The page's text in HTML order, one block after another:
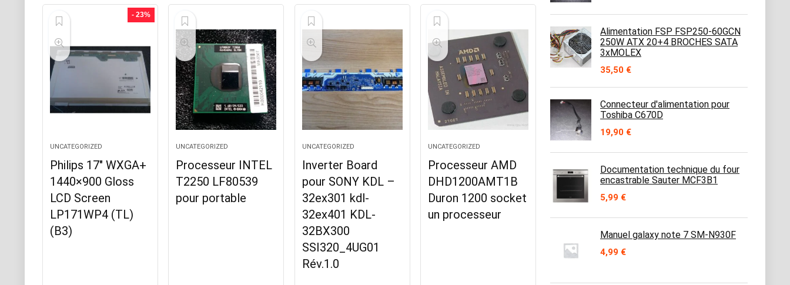
- 23%
UNCATEGORIZED
Philips 17″ WXGA+
1440×900 Gloss
LCD Screen
LP171WP4 (TL)
(B3)
UNCATEGORIZED
Processeur INTEL
T2250 LF80539
pour portable
UNCATEGORIZED
Inverter Board
pour SONY KDL –
32ex301 kdl-
32ex401 KDL-
32BX300
SSI320_4UG01
Rév.1.0
UNCATEGORIZED
Processeur AMD
DHD1200AMT1B
Duron 1200 socket
un processeur
Alimentation FSP FSP250-60GCN
250W ATX 20+4 BROCHES SATA
3xMOLEX
35,50 €
Connecteur d'alimentation pour
Toshiba C670D
19,90 €
Documentation technique du four
encastrable Sauter MCF3B1
5,99 €
Manuel galaxy note 7 SM-N930F
4,99 €